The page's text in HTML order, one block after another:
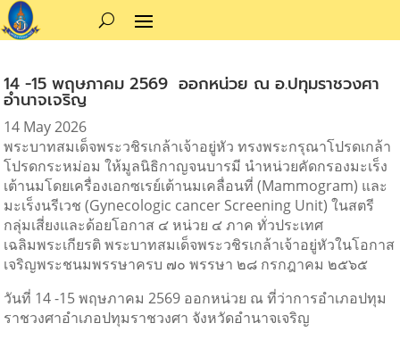
14 -15 พฤษภาคม 2569 ออกหน่วย ณ อ.ปทุมราชวงศา
อำนาจเจริญ
14 May 2026
พระบาทสมเด็จพระวชิรเกล้าเจ้าอยู่หัว ทรงพระกรุณาโปรดเกล้า
โปรดกระหม่อม ให้มูลนิธิกาญจนบารมี นำหน่วยคัดกรองมะเร็ง
เต้านมโดยเครื่องเอกซเรย์เต้านมเคลื่อนที่ (Mammogram) และ
มะเร็งนรีเวช (Gynecologic cancer Screening Unit) ในสตรี
กลุ่มเสี่ยงและด้อยโอกาส ๔ หน่วย ๔ ภาค ทั่วประเทศ
เฉลิมพระเกียรติ พระบาทสมเด็จพระวชิรเกล้าเจ้าอยู่หัวในโอกาส
เจริญพระชนมพรรษาครบ ๗๐ พรรษา ๒๘ กรกฎาคม ๒๕๖๕
วันที่ 14 -15 พฤษภาคม 2569 ออกหน่วย ณ ที่ว่าการอำเภอปทุม
ราชวงศาอำเภอปทุมราชวงศา จังหวัดอำนาจเจริญ